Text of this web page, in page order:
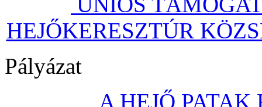
HEJŐKERESZTÚR
Pályázat
A HEJŐ